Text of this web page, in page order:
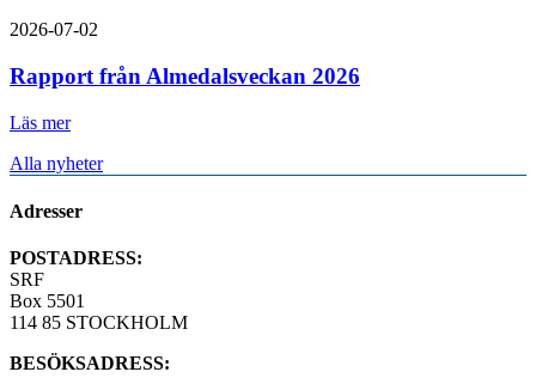
2026-07-02
Rapport från Almedalsveckan 2026
Läs mer
Alla nyheter
Adresser
POSTADRESS:
SRF
Box 5501
114 85 STOCKHOLM
BESÖKSADRESS: